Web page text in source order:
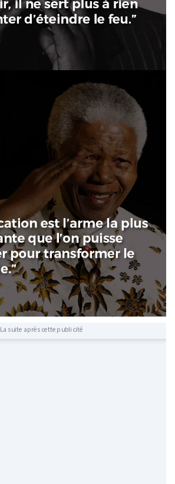
La suite après cette publicité